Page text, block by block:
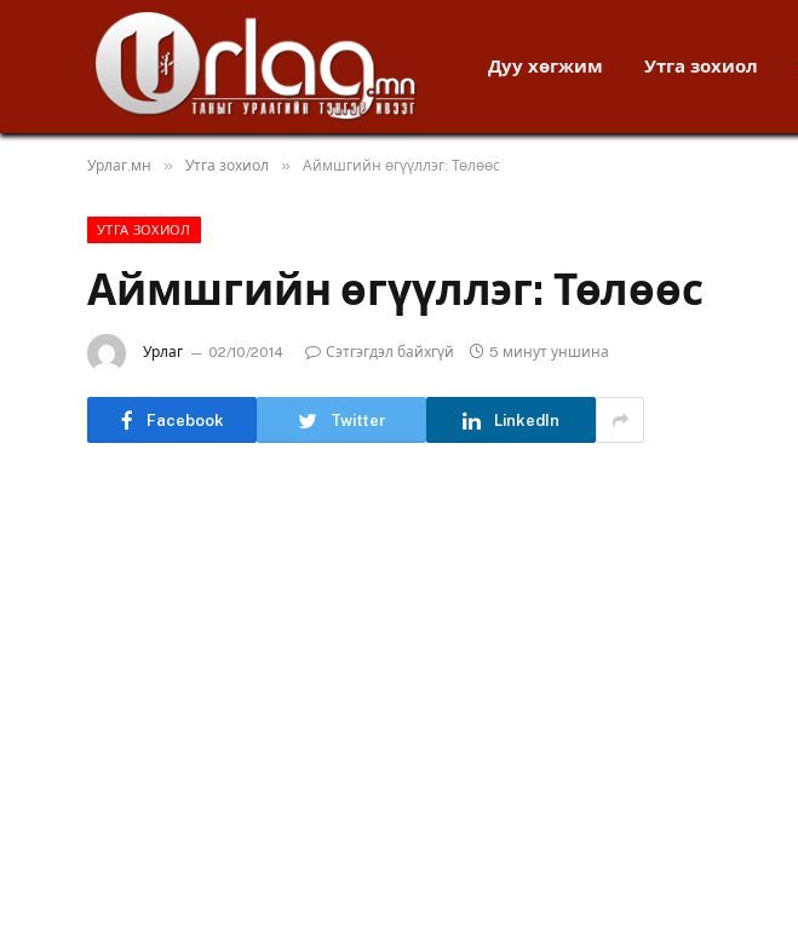
Дуу хөгжим Утга зохиол
Урлаг.мн » Утга зохиол » Аймшгийн өгүүллэг: Төлөөс
УТГА ЗОХИОЛ
Аймшгийн өгүүллэг: Төлөөс
Урлаг 02/10/2014 Сэтгэгдэл байхгүй 5 минут уншина
Facebook Twitter LinkedIn